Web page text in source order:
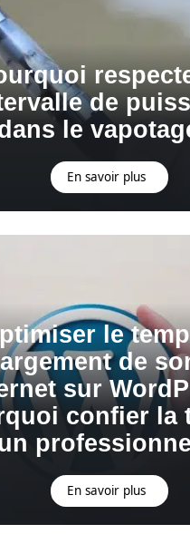
de
le
En savoir plus
le
de
sur
confier la
En savoir plus